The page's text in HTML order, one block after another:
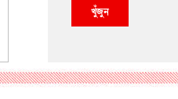
খুঁজুন